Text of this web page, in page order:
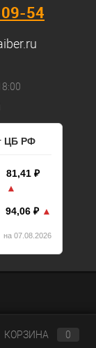
54
ЦБ РФ
81,41 ₽
▲
94,06 ₽ ▲
на 07.08.2026
КОРЗИНА 0